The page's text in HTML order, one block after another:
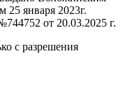
января 2023г.
от 20.03.2025 г.
с разрешения